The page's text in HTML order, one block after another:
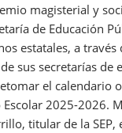
magisterial y
de Educación
estatales, a través
sus secretarías de
el calendario
Escolar 2025-2026.
titular de la SEP,